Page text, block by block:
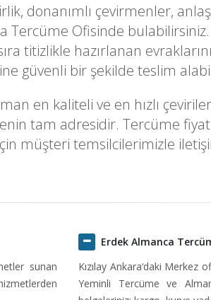
donanımlı çevirmenler,
Tercüme Ofisinde
titizlikle hazırlanan
güvenli bir şekilde teslim
en kaliteli ve en hızlı
tam adresidir. Tercüme
müşteri temsilcilerimizle
sunan
Erdek Almanca
Kızılay Ankara‘daki Merkez
Yeminli Tercüme ve